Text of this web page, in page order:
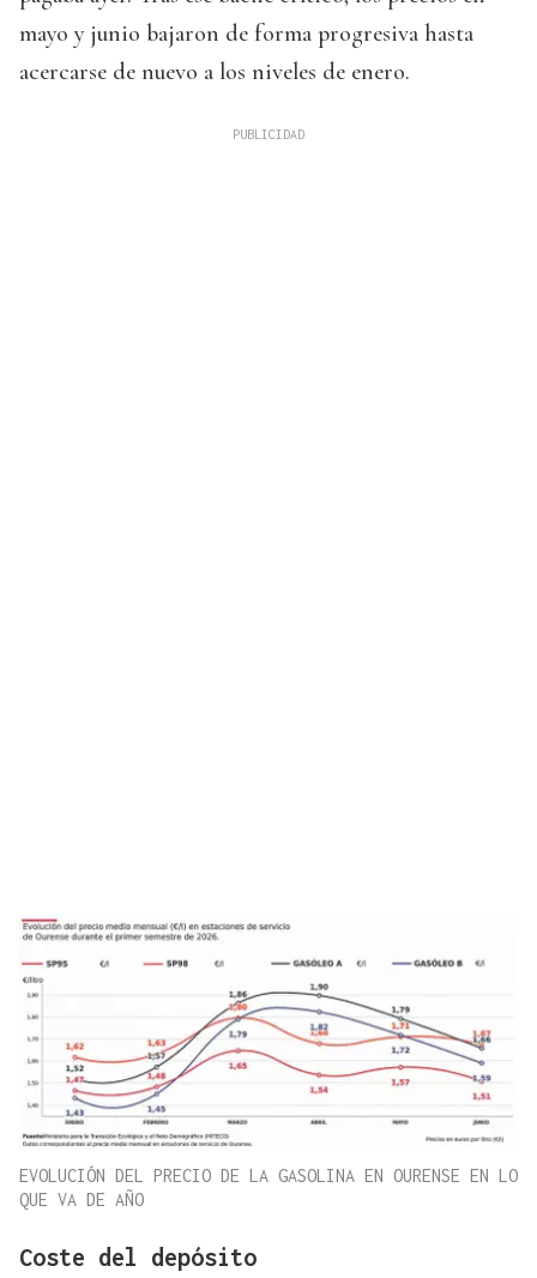
mayo y junio bajaron de forma progresiva hasta
acercarse de nuevo a los niveles de enero.
EVOLUCIÓN DEL PRECIO DE LA GASOLINA EN OURENSE EN LO
QUE VA DE AÑO
Coste del depósito